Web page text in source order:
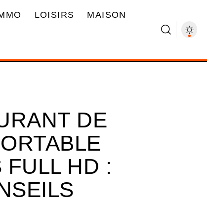
LOISIRS MAISON
DE
FULL HD :